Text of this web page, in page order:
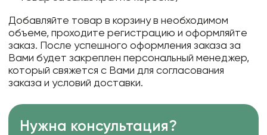
Добавляйте товар в корзину в необходимом
объеме, проходите регистрацию и оформляйте
заказ. После успешного оформления заказа за
Вами будет закреплен персональный менеджер,
который свяжется с Вами для согласования
заказа и условий доставки.
Нужна консультация?